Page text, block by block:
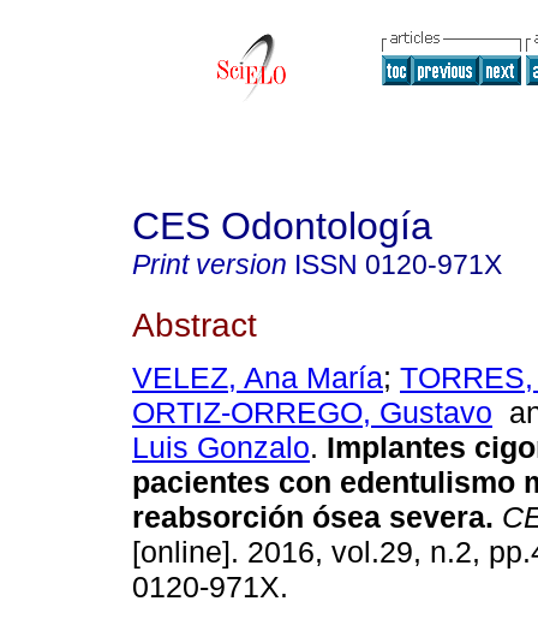
CES Odontología
Print version ISSN 0120-971X
Abstract
VELEZ, Ana María;
ORTIZ-ORREGO, Gustavo
Luis Gonzalo. Implantes
pacientes con edentulismo
reabsorción ósea severa.
[online]. 2016, vol.29, n.2,
0120-971X.